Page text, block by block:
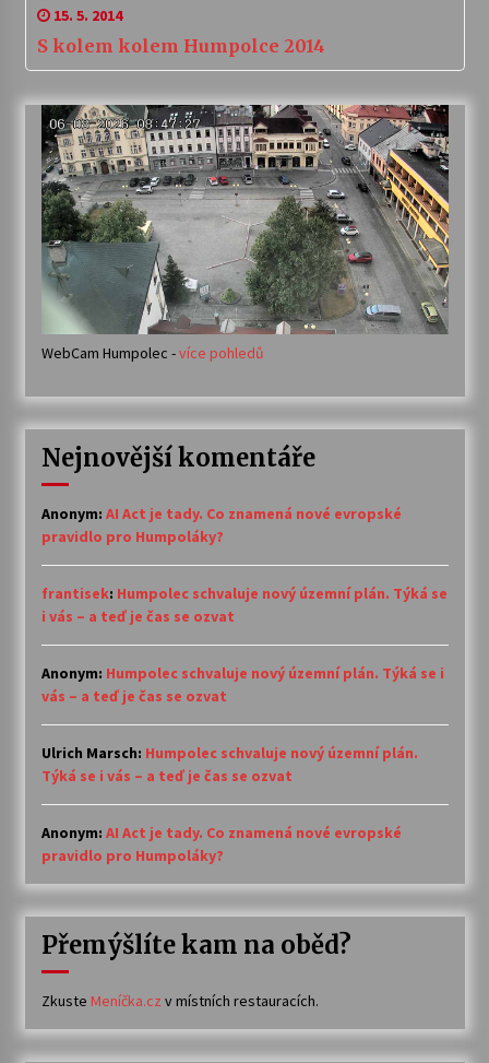
15. 5. 2014
S kolem kolem Humpolce 2014
WebCam Humpolec -více pohledů
Nejnovější komentáře
Anonym: AI Act je tady. Co znamená nové evropské
pravidlo pro Humpoláky?
frantisek: Humpolec schvaluje nový územní plán. Týká se
i vás – a teď je čas se ozvat
Anonym: Humpolec schvaluje nový územní plán. Týká se i
vás – a teď je čas se ozvat
Ulrich Marsch: Humpolec schvaluje nový územní plán.
Týká se i vás – a teď je čas se ozvat
Anonym: AI Act je tady. Co znamená nové evropské
pravidlo pro Humpoláky?
Přemýšlíte kam na oběd?
Zkuste Meníčka.cz v místních restauracích.